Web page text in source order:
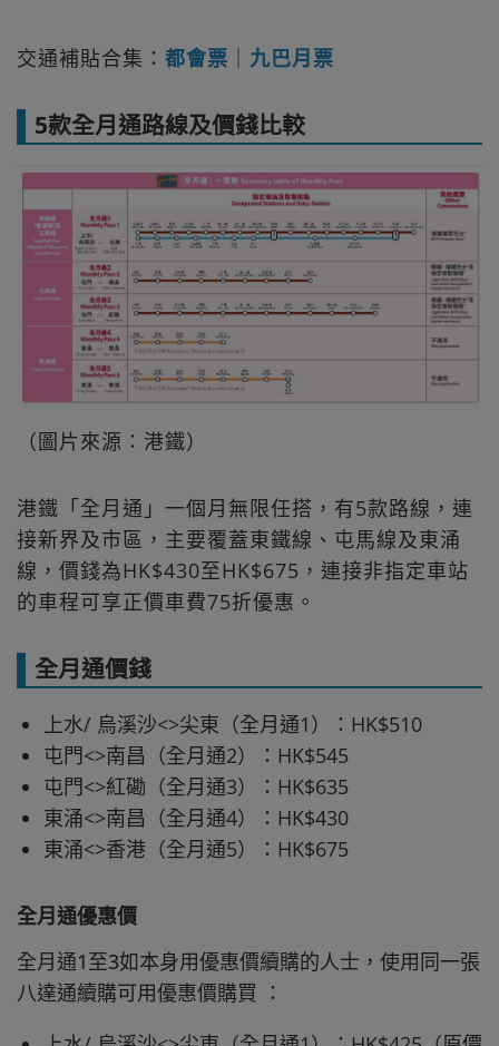
交通補貼合集： 都會票 九巴月票
5款全月通路線及價錢比較
（圖片來源：港鐵）
港鐵「全月通」一個月無限任搭，有5款路線，連
接新界及市區，主要覆蓋東鐵線、屯馬線及東涌
線，價錢為HK$430至HK$675，連接非指定車站
的車程可享正價車費75折優惠。
全月通價錢
上水/ 烏溪沙<>尖東（全月通1）：HK$510
屯門<>南昌（全月通2）：HK$545
屯門<>紅磡（全月通3）：HK$635
東涌<>南昌（全月通4）：HK$430
東涌<>香港（全月通5）：HK$675
全月通優惠價
全月通1至3如本身用優惠價續購的人士，使用同一張
八達通續購可用優惠價購買 ：